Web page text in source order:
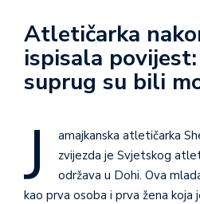
Atletičarka
ispisala
suprug su bili
J
amajkanska atletičarka
zvijezda je Svjetskog
održava u Dohi. Ova
kao prva osoba i prva žena